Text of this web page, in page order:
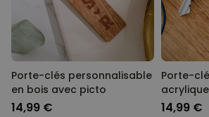
Porte-clés personnalisable
en bois avec picto
14,99 €
Porte-
texte
14,99 €